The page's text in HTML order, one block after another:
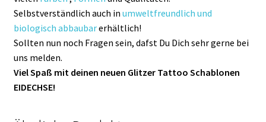
Selbstverständlich auch in umweltfreundlich und
biologisch abbaubarerhältlich!
Sollten nun noch Fragen sein, dafst Du Dich sehr gerne bei
uns melden.
Viel Spaß mit deinen neuen Glitzer Tattoo Schablonen
EIDECHSE!